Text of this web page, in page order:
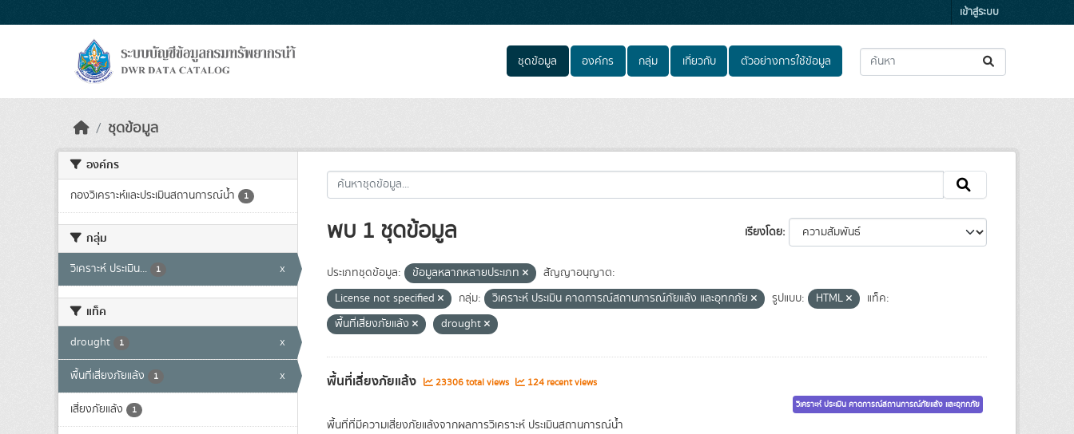
เข้าสู่ระบบ
ชุดข้อมูล องค์กร กลุ่ม เกี่ยวกับ ตัวอย่างการใช้ข้อมูล
ชุดข้อมูล
องค์กร
กองวิเคราะห์และประเมินสถานการณ์น้ำ 1
กลุ่ม
วิเคราะห์ ประเมิน... 1 x
แท็ค
drought 1 x
พื้นที่เสี่ยงภัยแล้ง 1 x
เสี่ยงภัยแล้ง 1
เรียงโดย
พบ 1 ชุดข้อมูล
ประเภทชุดข้อมูล: ข้อมูลหลากหลายประเภท
สัญญาอนุญาต:
License not specified
กลุ่ม: วิเคราะห์ ประเมิน คาดการณ์สถานการณ์ภัยแล้ง และอุทกภัย รูปแบบ: HTML
แท็ค:
พื้นที่เสี่ยงภัยแล้ง
drought
พื้นที่เสี่ยงภัยแล้ง 23306 total views 124 recent views
วิเคราะห์ ประเมิน คาดการณ์สถานการณ์ภัยแล้ง และอุทกภัย
พื้นที่ที่มีความเสี่ยงภัยแล้งจากผลการวิเคราะห์ ประเมินสถานการณ์น้ำ